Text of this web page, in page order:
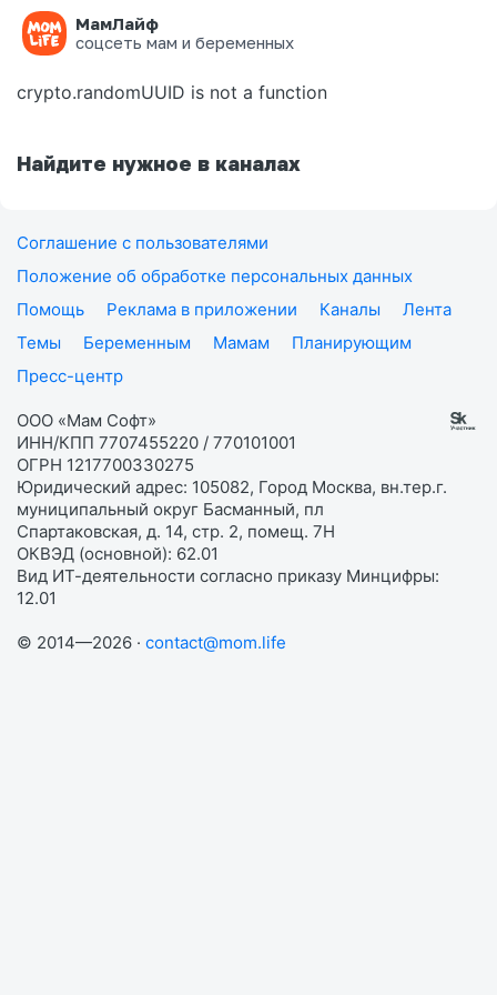
МамЛайф
соцсеть мам и беременных
Ошибка на странице
crypto.randomUUID is not a function
Найдите нужное в каналах
Соглашение с пользователями
Положение об обработке персональных данных
Помощь
Реклама в приложении Каналы
Лента
Темы
Беременным Мамам
Планирующим
Пресс-центр
ООО «Мам Софт»
ИНН/КПП 7707455220 / 770101001
ОГРН 1217700330275
Юридический адрес: 105082, Город Москва, вн.тер.г.
муниципальный округ Басманный, пл
Спартаковская, д. 14, стр. 2, помещ. 7Н
ОКВЭД (основной): 62.01
Вид ИТ-деятельности согласно приказу Минцифры:
12.01
© 2014—2026 · contact@mom.life